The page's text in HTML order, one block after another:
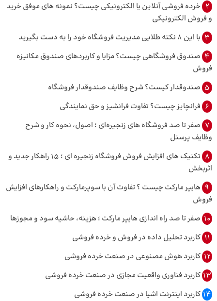
2 خرده فروشی آنلاین یا الکترونیکی چیست؟ نمونه‌ های موفق خرید
و فروش الکترونیکی
3 با این 8 نکته طلایی مدیریت فروشگاه خود را به دست بگیرید
4 صندوق فروشگاهی چیست؟ مزایا و کاربرد‌های صندوق مکانیزه
فروش
5 صندوقدار کیست؟ شرح وظایف صندوقدار فروشگاه
6 فرانچایز چیست؟ تفاوت فرانشیز و حق نمایندگی
7 صفر تا صد فروشگاه های زنجیره‌ای ؛ اصول، نحوه کار و شرح
وظایف پرسنل
8
تکنیک‌ های افزایش فروش فروشگاه زنجیره‌ ای ؛ 15 راهکار جدید و
اثربخش
9 هایپر مارکت چیست ؟ تفاوت آن با سوپرمارکت و راهکارهای افزایش
فروش
10 صفر تا صد راه اندازی هایپر مارکت ؛ هزینه، حاشیه سود و مجوزها
11 کاربرد تحلیل داده در فروش و خرده فروشی
12 کاربرد هوش مصنوعی در صنعت خرده فروشی
13 کاربرد فناوری واقعیت مجازی در صنعت خرده فروشی
14 کاربرد اینترنت اشیا در صنعت خرده فروشی